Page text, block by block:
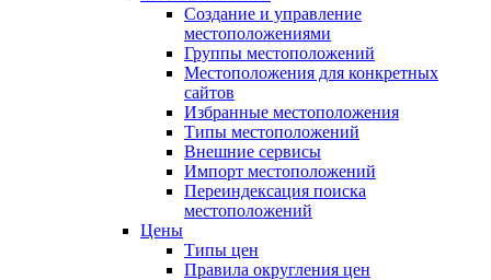
Создание и управление
местоположениями
Группы местоположений
Местоположения для конкретных
сайтов
Избранные местоположения
Типы местоположений
Внешние сервисы
Импорт местоположений
Переиндексация поиска
местоположений
Цены
Типы цен
Правила округления цен